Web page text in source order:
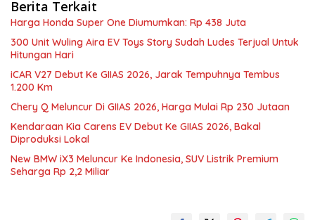
Berita Terkait
Harga Honda Super One Diumumkan: Rp 438 Juta
300 Unit Wuling Aira EV Toys Story Sudah Ludes Terjual Untuk
Hitungan Hari
iCAR V27 Debut Ke GIIAS 2026, Jarak Tempuhnya Tembus
1.200 Km
Chery Q Meluncur Di GIIAS 2026, Harga Mulai Rp 230 Jutaan
Kendaraan Kia Carens EV Debut Ke GIIAS 2026, Bakal
Diproduksi Lokal
New BMW iX3 Meluncur Ke Indonesia, SUV Listrik Premium
Seharga Rp 2,2 Miliar